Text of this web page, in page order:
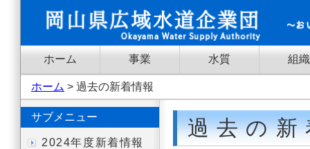
ホーム 事業 水質 組織
ホーム > 過去の新着情報
過去の
サブメニュー
2024年度新着情報